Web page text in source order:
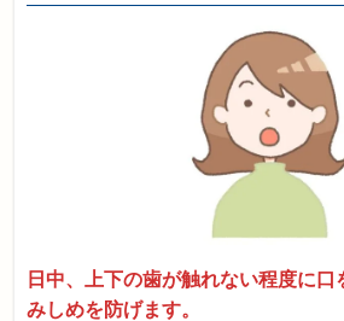
日中、上下の歯が触れない程度に
みしめを防げます。